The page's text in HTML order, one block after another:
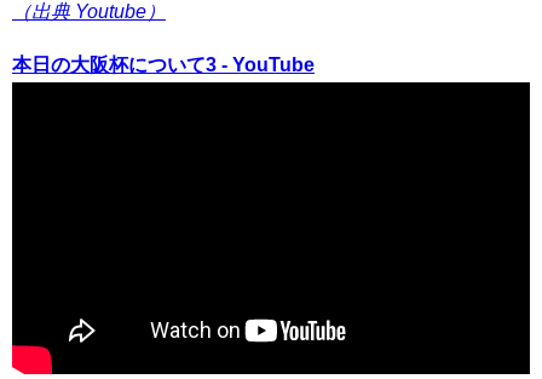
（出典 Youtube）
本日の大阪杯について3 - YouTube